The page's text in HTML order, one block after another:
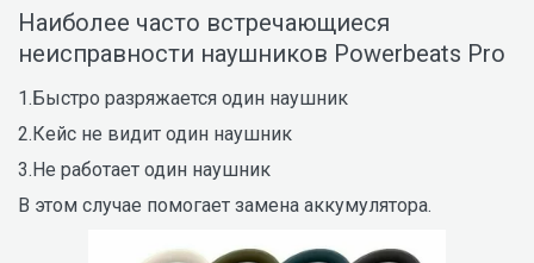
Наиболее часто встречающиеся
неисправности наушников Powerbeats Pro
1.Быстро разряжается один наушник
2.Кейс не видит один наушник
3.Не работает один наушник
В этом случае помогает замена аккумулятора.